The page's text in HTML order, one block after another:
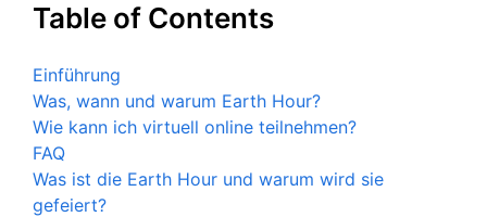
Table of Contents
Einführung
Was, wann und warum Earth Hour?
Wie kann ich virtuell online teilnehmen?
FAQ
Was ist die Earth Hour und warum wird sie
gefeiert?